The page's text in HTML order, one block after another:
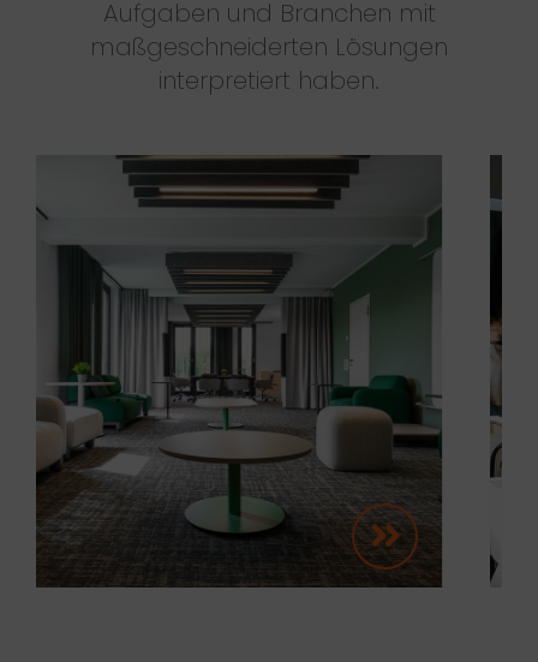
Aufgaben und Branchen mit
maßgeschneiderten Lösungen
interpretiert haben.